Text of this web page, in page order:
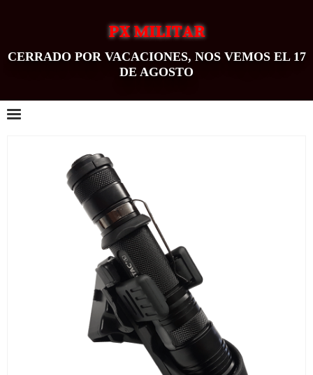
PX MILITAR
CERRADO POR VACACIONES, NOS VEMOS EL 17
DE AGOSTO